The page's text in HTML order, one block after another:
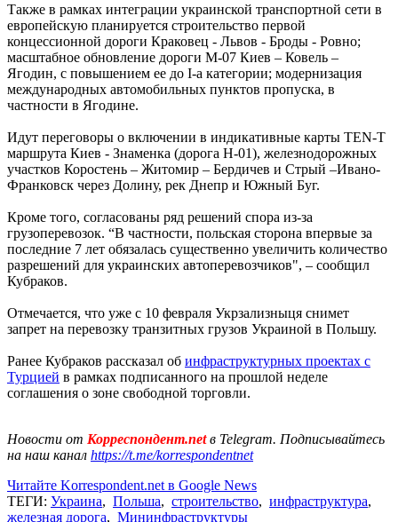
Также в рамках интеграции украинской транспортной сети в
европейскую планируется строительство первой
концессионной дороги Краковец - Львов - Броды - Ровно;
масштабное обновление дороги М-07 Киев – Ковель –
Ягодин, с повышением ее до I-а категории; модернизация
международных автомобильных пунктов пропуска, в
частности в Ягодине.
Идут переговоры о включении в индикативные карты TEN-T
маршрута Киев - Знаменка (дорога Н-01), железнодорожных
участков Коростень – Житомир – Бердичев и Стрый –Ивано-
Франковск через Долину, рек Днепр и Южный Буг.
Кроме того, согласованы ряд решений спора из-за
грузоперевозок. “В частности, польская сторона впервые за
последние 7 лет обязалась существенно увеличить количество
разрешений для украинских автоперевозчиков", – сообщил
Кубраков.
Отмечается, что уже с 10 февраля Укрзализныця снимет
запрет на перевозку транзитных грузов Украиной в Польшу.
Ранее Кубраков рассказал об инфраструктурных проектах с
Турцией в рамках подписанного на прошлой неделе
соглашения о зоне свободной торговли.
Новости от Корреспондент.netв Telegram. Подписывайтесь
на наш канал https://t.me/korrespondentnet
Читайте Korrespondent.net в Google News
ТЕГИ: Украина, Польша, строительство, инфраструктура,
железная дорога, Мининфраструктуры